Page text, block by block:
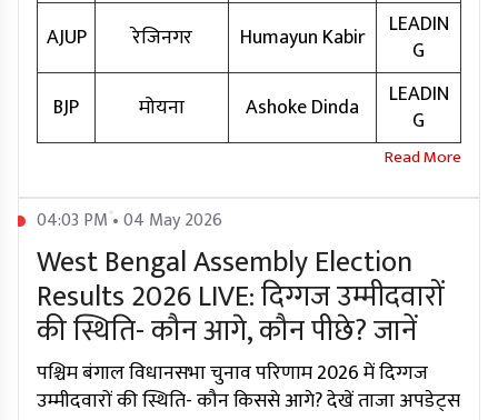
AJUP
रेजिनगर Humayun Kabir
LEADIN
G
BJP
मोयना Ashoke Dinda
LEADIN
G
04:03 PM • 04 May 2026
West Bengal Assembly Election
Results 2026 LIVE: दिग्गज उम्मीदवारों
की स्थिति- कौन आगे, कौन पीछे? जानें
पश्चिम बंगाल विधानसभा चुनाव परिणाम 2026 में दिग्गज
उम्मीदवारों की स्थिति- कौन किससे आगे? देखें ताजा अपडेट्स